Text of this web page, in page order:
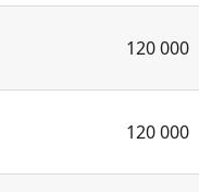
120 000
120 000